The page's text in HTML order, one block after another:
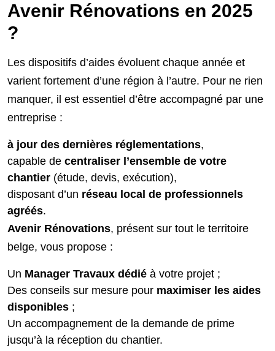
Avenir Rénovations en 2025
?
Les dispositifs d’aides évoluent chaque année et
varient fortement d’une région à l’autre. Pour ne rien
manquer, il est essentiel d’être accompagné par une
entreprise :
à jour des dernières réglementations,
capable de centraliser l’ensemble de votre
chantier (étude, devis, exécution),
disposant d’un réseau local de professionnels
agréés.
Avenir Rénovations, présent sur tout le territoire
belge, vous propose :
Un Manager Travaux dédié à votre projet ;
Des conseils sur mesure pour maximiser les aides
disponibles ;
Un accompagnement de la demande de prime
jusqu’à la réception du chantier.